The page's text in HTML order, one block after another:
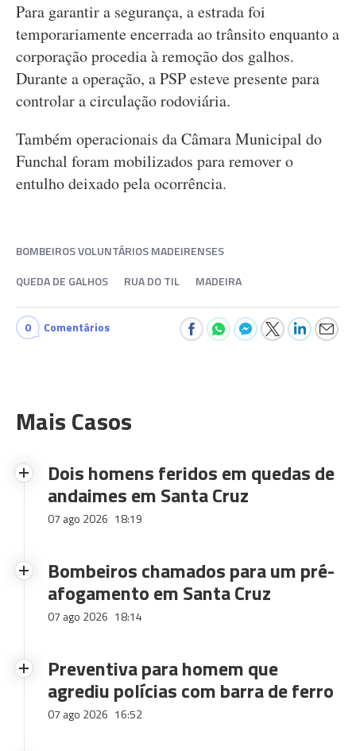
Para garantir a segurança, a estrada foi
temporariamente encerrada ao trânsito enquanto a
corporação procedia à remoção dos galhos.
Durante a operação, a PSP esteve presente para
controlar a circulação rodoviária.
Também operacionais da Câmara Municipal do
Funchal foram mobilizados para remover o
entulho deixado pela ocorrência.
BOMBEIROS VOLUNTÁRIOS MADEIRENSES
QUEDA DE GALHOS
RUA DO TIL MADEIRA
0 Comentários
Mais Casos
Dois homens feridos em quedas de
andaimes em Santa Cruz
07 ago 2026 18:19
Bombeiros chamados para um pré-
afogamento em Santa Cruz
07 ago 2026 18:14
Preventiva para homem que
agrediu polícias com barra de ferro
07 ago 2026 16:52